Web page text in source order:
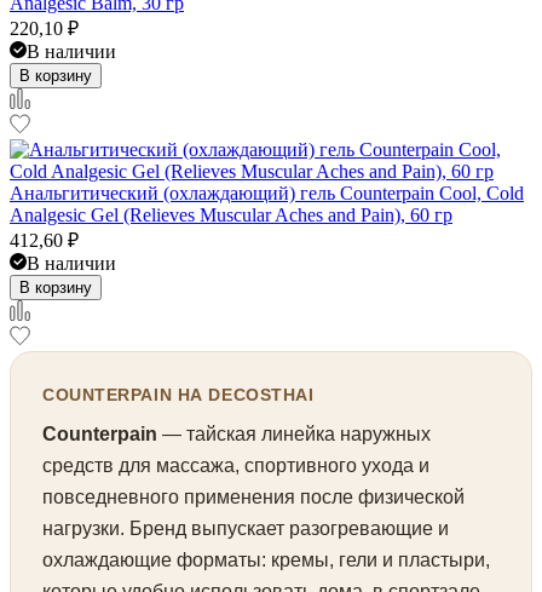
220,10 ₽
В наличии
В корзину
Анальгитический (охлаждающий) гель Counterpain Cool, Cold
Analgesic Gel (Relieves Muscular Aches and Pain), 60 гр
412,60 ₽
В наличии
В корзину
COUNTERPAIN НА DECOSTHAI
Counterpain — тайская линейка наружных
средств для массажа, спортивного ухода и
повседневного применения после физической
нагрузки. Бренд выпускает разогревающие и
охлаждающие форматы: кремы, гели и пластыри,